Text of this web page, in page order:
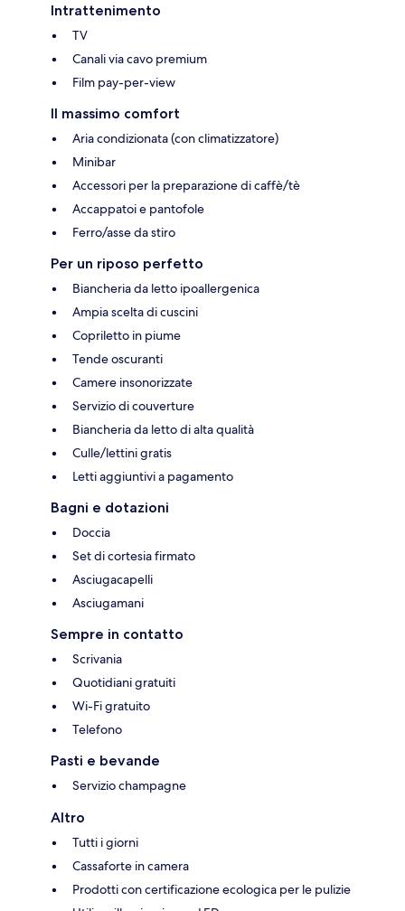
Intrattenimento
TV
Canali via cavo premium
Film pay-per-view
Il massimo comfort
Aria condizionata (con climatizzatore)
Minibar
Accessori per la preparazione di caffè/tè
Accappatoi e pantofole
Ferro/asse da stiro
Per un riposo perfetto
Biancheria da letto ipoallergenica
Ampia scelta di cuscini
Copriletto in piume
Tende oscuranti
Camere insonorizzate
Servizio di couverture
Biancheria da letto di alta qualità
Culle/lettini gratis
Letti aggiuntivi a pagamento
Bagni e dotazioni
Doccia
Set di cortesia firmato
Asciugacapelli
Asciugamani
Sempre in contatto
Scrivania
Quotidiani gratuiti
Wi-Fi gratuito
Telefono
Pasti e bevande
Servizio champagne
Altro
Tutti i giorni
Cassaforte in camera
Prodotti con certificazione ecologica per le pulizie